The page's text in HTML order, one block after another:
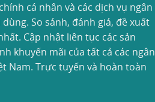
cá nhân và các dịch vụ ngân
So sánh, đánh giá, đề xuất
Cập nhật liên tục các sản
khuyến mãi của tất cả các ngân
Nam. Trực tuyến và hoàn toàn